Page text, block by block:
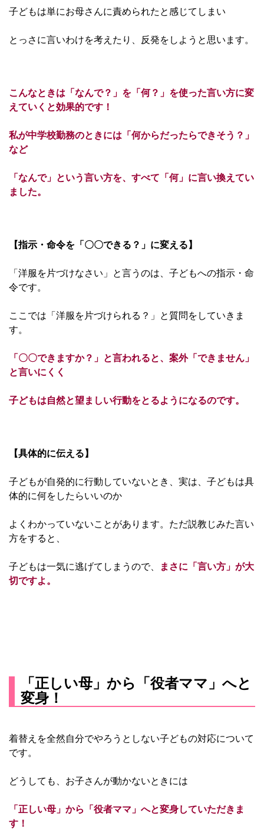
子どもは単にお母さんに責められたと感じてしまい
とっさに言いわけを考えたり、反発をしようと思います。
こんなときは「なんで？」を「何？」を使った言い方に変
えていくと効果的です！
私が中学校勤務のときには「何からだったらできそう？」
など
「なんで」という言い方を、すべて「何」に言い換えてい
ました。
【指示・命令を「〇〇できる？」に変える】
「洋服を片づけなさい」と言うのは、子どもへの指示・命
令です。
ここでは「洋服を片づけられる？」と質問をしていきま
す。
「〇〇できますか？」と言われると、案外「できません」
と言いにくく
子どもは自然と望ましい行動をとるようになるのです。
【具体的に伝える】
子どもが自発的に行動していないとき、実は、子どもは具
体的に何をしたらいいのか
よくわかっていないことがあります。ただ説教じみた言い
方をすると、
子どもは一気に逃げてしまうので、
まさに「言い方」が大
切ですよ。
「正しい母」から「役者ママ」へと
変身！
着替えを全然自分でやろうとしない子どもの対応について
です。
どうしても、お子さんが動かないときには
「正しい母」から「役者ママ」へと変身していただきま
す！